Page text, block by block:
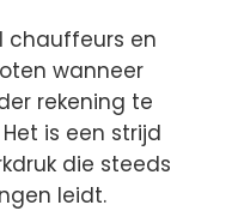
chauffeurs en
wanneer
rekening te
is een strijd
die steeds
leidt.